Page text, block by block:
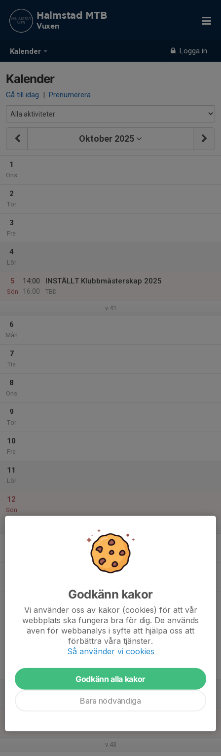
Kalender Logga in
Halmstad MTB
Vuxen
Kalender
Gå till idag | Prenumerera
Oktober 2025
1
Ons
2
Tor
3
Fre
4
Lör
5
Sön
14:00
16:00
INSTÄLLT Klubbmästerskap 2025
TBD
v.41
6
Mån
7
Tis
8
Ons
9
Tor
10
Fre
11
Lör
12
Sön
v.43
Godkänn kakor
Vi använder oss av kakor (cookies) för att vår
webbplats ska fungera bra för dig. De används
även för webbanalys i syfte att hjälpa oss att
förbättra våra tjänster.
Så använder vi cookies
Godkänn alla kakor
Bara nödvändiga